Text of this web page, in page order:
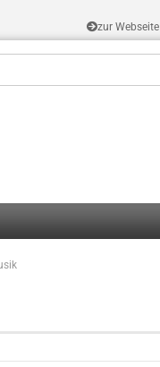
zur Webseite